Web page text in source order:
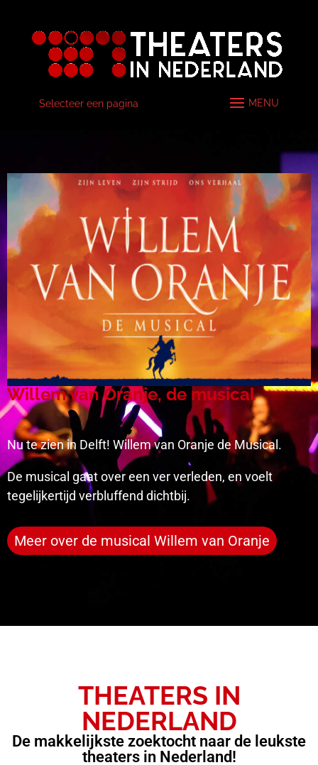
Selecteer een pagina
Willem van Oranje, de musical
Nu te zien in Delft! Willem van Oranje de Musical.
De musical gaat over een ver verleden, en voelt
tegelijkertijd verbluffend dichtbij.
Meer over de musical Willem van Oranje
THEATERS IN
NEDERLAND
De makkelijkste zoektocht naar de leukste
theaters in Nederland!